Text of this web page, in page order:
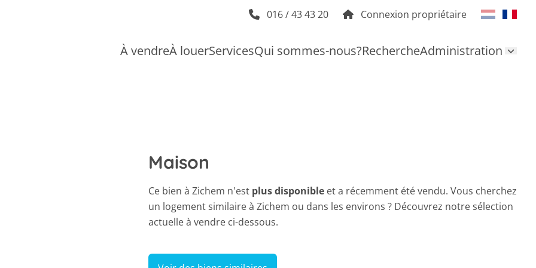
016 / 43 43 20 Connexion propriétaire
À vendreÀ louerServicesQui sommes-nous?RechercheAdministration
Maison
Ce bien à Zichem n'est plus disponible et a récemment été vendu. Vous cherchez
un logement similaire à Zichem ou dans les environs ? Découvrez notre sélection
actuelle à vendre ci-dessous.